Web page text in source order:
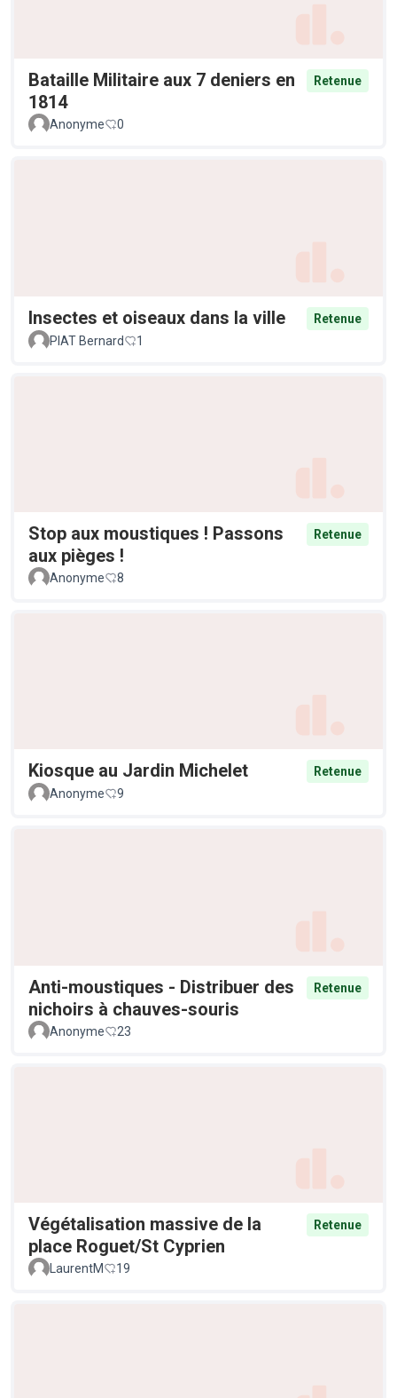
Bataille Militaire aux 7 deniers en
1814
Retenue
Anonyme 0
Insectes et oiseaux dans la ville
Retenue
PIAT Bernard
1
Stop aux moustiques ! Passons
aux pièges !
Retenue
Anonyme 8
Kiosque au Jardin Michelet
Retenue
Anonyme
9
Anti-moustiques - Distribuer des
nichoirs à chauves-souris
Retenue
Anonyme 23
Végétalisation massive de la
place Roguet/St Cyprien
Retenue
LaurentM 19